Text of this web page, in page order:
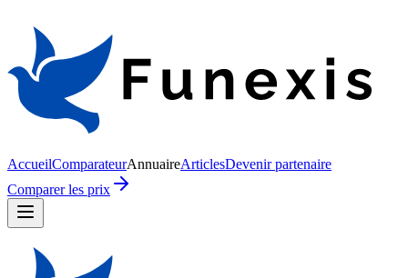
AccueilComparateurAnnuaireArticlesDevenir partenaire
Comparer les prix